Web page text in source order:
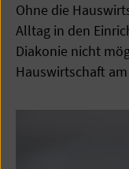
Ohne die
Alltag in den
Diakonie nicht
Hauswirtschaft